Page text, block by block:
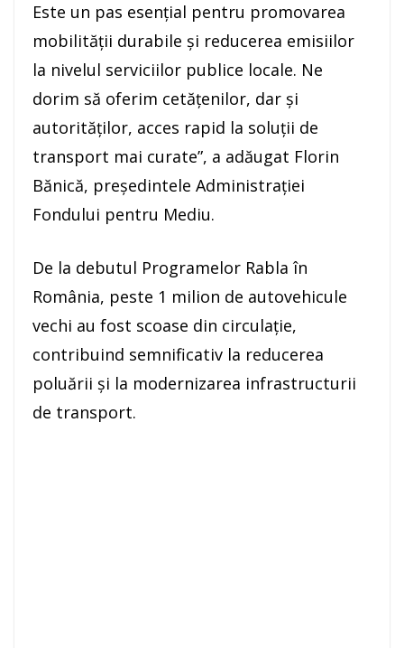
Este un pas esenţial pentru promovarea
mobilităţii durabile şi reducerea emisiilor
la nivelul serviciilor publice locale. Ne
dorim să oferim cetăţenilor, dar şi
autorităţilor, acces rapid la soluţii de
transport mai curate”, a adăugat Florin
Bănică, preşedintele Administraţiei
Fondului pentru Mediu.
De la debutul Programelor Rabla în
România, peste 1 milion de autovehicule
vechi au fost scoase din circulaţie,
contribuind semnificativ la reducerea
poluării şi la modernizarea infrastructurii
de transport.